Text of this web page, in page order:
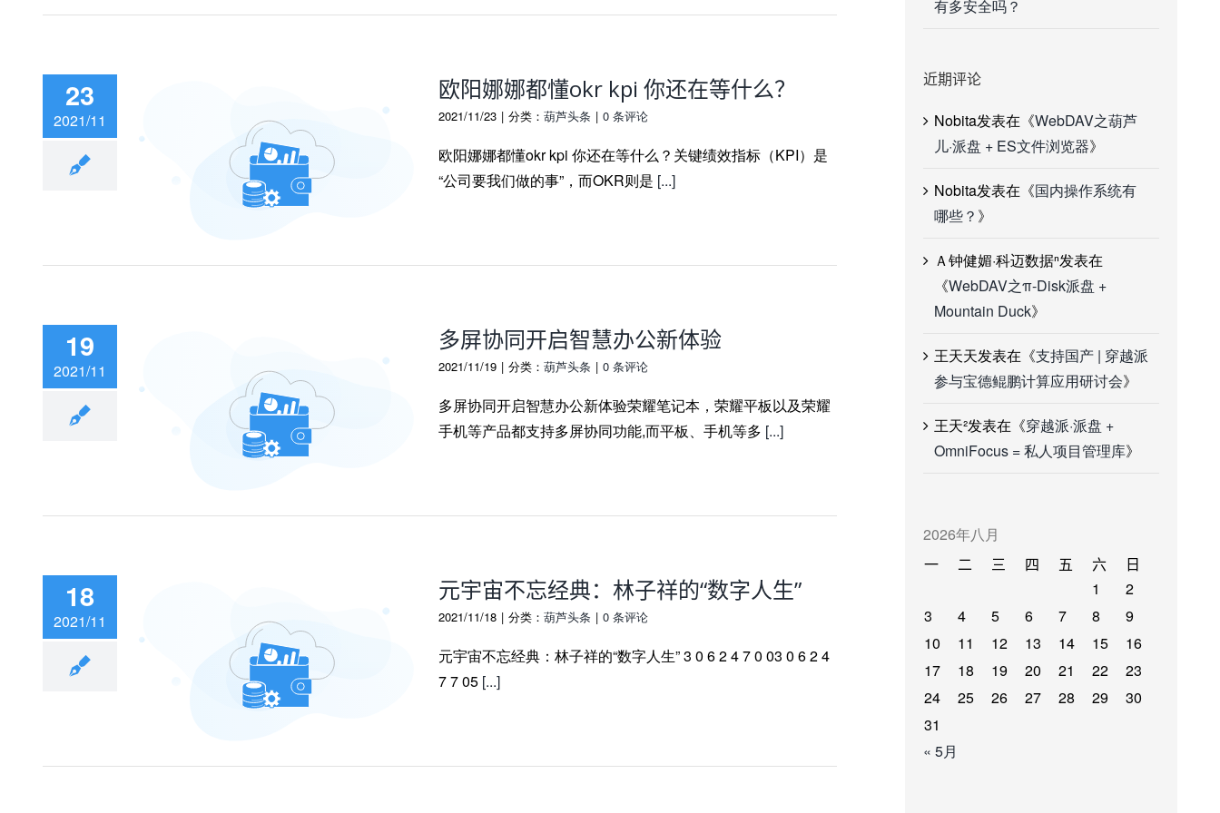
23
2021/11
欧阳娜娜都懂okr kpi 你还在等什么？
2021/11/23 | 分类： 葫芦头条 | 0 条评论
欧阳娜娜都懂okr kpi 你还在等什么？关键绩效指标（KPI）是
“公司要我们做的事”，而OKR则是 [...]
19
2021/11
多屏协同开启智慧办公新体验
2021/11/19 | 分类： 葫芦头条 | 0 条评论
多屏协同开启智慧办公新体验荣耀笔记本，荣耀平板以及荣耀
手机等产品都支持多屏协同功能,而平板、手机等多 [...]
18
2021/11
元宇宙不忘经典：林子祥的“数字人生”
2021/11/18 | 分类： 葫芦头条 | 0 条评论
元宇宙不忘经典：林子祥的“数字人生” 3 0 6 2 4 7 0 03 0 6 2 4
7 7 05 [...]
有多安全吗？
近期评论
Nobita发表在《WebDAV之葫芦
儿·派盘 + ES文件浏览器》
Nobita发表在《国内操作系统有
哪些？ 》
Ａ钟健媚·科迈数据ⁿ发表在
《WebDAV之π-Disk派盘 +
Mountain Duck》
王天天发表在《支持国产 | 穿越派
参与宝德鲲鹏计算应用研讨会》
王天²发表在《穿越派·派盘 +
OmniFocus = 私人项目管理库》
2026年八月
一 二 三 四 五 六 日
1
2
3
4 5 6 7 8
9
10
11 12 13 14 15
16
17
18 19 20 21 22
23
24
25 26 27 28 29
30
31
« 5月